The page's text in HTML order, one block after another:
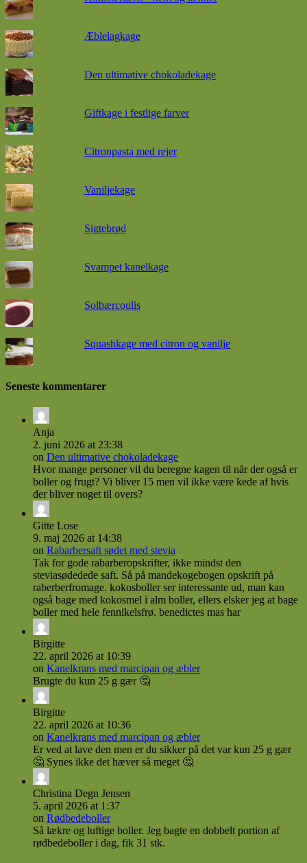
Æblelagkage
Den ultimative chokoladekage
Giftkage i festlige farver
Citronpasta med rejer
Vaniljekage
Sigtebrød
Svampet kanelkage
Solbærcoulis
Squashkage med citron og vanilje
Seneste kommentarer
Anja
2. juni 2026 at 23:38
on Den ultimative chokoladekage
Hvor mange personer vil du beregne kagen til når der også er
boller og frugt? Vi bliver 15 men vil ikke være kede af hvis
der bliver noget til overs?
Gitte Lose
9. maj 2026 at 14:38
on Rabarbersaft sødet med stevia
Tak for gode rabarberopskrifter, ikke mindst den
steviasødedede saft. Så på mandekogebogen opskrift på
raberberfromage. kokosboller ser interessante ud, man kan
også bage med kokosmel i alm boller, ellers elsker jeg at bage
boller med hele fennikelsfrø. benedictes mas har
Birgitte
22. april 2026 at 10:39
on Kanelkrans med marcipan og æbler
Brugte du kun 25 g gær 🤔
Birgitte
22. april 2026 at 10:36
on Kanelkrans med marcipan og æbler
Er ved at lave den men er du sikker på det var kun 25 g gær
🤔 Synes ikke det hæver så meget 🤔
Christina Degn Jensen
5. april 2026 at 1:37
on Rødbedeboller
Så lækre og luftige boller. Jeg bagte en dobbelt portion af
rødbedeboller i dag, fik 31 stk.